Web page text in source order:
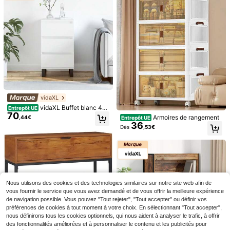
ovale moderne avec plateau en mar
bre artificiel, 2 niveaux de rangeme
nt, structure extensible robuste, pie
ds anti-bruit, montage facile, pour s
alon/bureau/chambre.
39
1 pièce Boîte de rangement pliable,
Boîte de rangement, Convient pour l
e rangement de bureau du salon, le
rangement décoratif de la chambre,
le rangement de bureau de la salle
de classe
Dès3,32€
ONERA en tissu avec structure en
métal (grain de bois noir) – Meuble
de rangement avec poignées, idéal
pour chambre, salon, couloir et bure
29 ,06€ -5% 30,62€
Max Home Table d'appo
int, 90 x 48 x 40 cm, charge maxim
ale 20 kg, effet ciment, design mini
maliste moderne, table basse, struct
ure en métal noir, idéale pour le salo
n, la salle à manger ou le bureau. ✅
Livraison en 24/48 h en Espagne co
ntinentale.
33,21€
vidaXL
Entrepôt UE vidaXL Buffet blanc 40
x35x70 cm bois d'ingénierie
70 ,44€ Entrepôt UE Armoires de rangement
Dès 36 ,53€
Nous utilisons des cookies et des technologies similaires sur notre site web afin de
vous fournir le service que vous avez demandé et de vous offrir la meilleure expérience
de navigation possible. Vous pouvez "Tout rejeter", "Tout accepter" ou définir vos
préférences de cookies à tout moment à votre choix. En sélectionnant "Tout accepter",
nous définirons tous les cookies optionnels, qui nous aident à analyser le trafic, à offrir
des fonctionnalités améliorées et à personnaliser le contenu et les publicités pour